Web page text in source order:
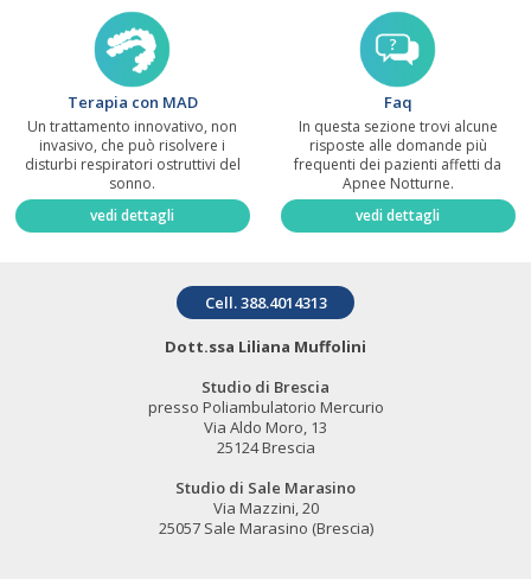
Terapia con MAD
Un trattamento innovativo, non
invasivo, che può risolvere i
disturbi respiratori ostruttivi del
sonno.
vedi dettagli
Faq
In questa sezione trovi alcune
risposte alle domande più
frequenti dei pazienti affetti da
Apnee Notturne.
vedi dettagli
Cell. 388.4014313
Dott.ssa Liliana Muffolini
Studio di Brescia
presso Poliambulatorio Mercurio
Via Aldo Moro, 13
25124 Brescia
Studio di Sale Marasino
Via Mazzini, 20
25057 Sale Marasino (Brescia)